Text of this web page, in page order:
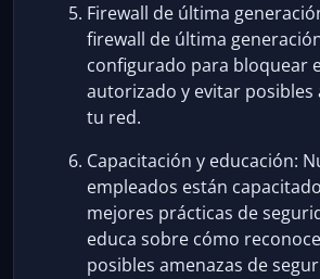
Firewall de última
firewall de última
configurado para bloquear
autorizado y evitar posibles
tu red.
Capacitación y educación:
empleados están
mejores prácticas de
educa sobre cómo
posibles amenazas de